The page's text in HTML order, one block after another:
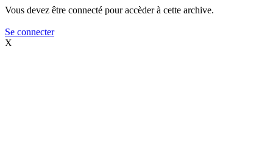
Vous devez être connecté pour accèder à cette archive.
Se connecter
X